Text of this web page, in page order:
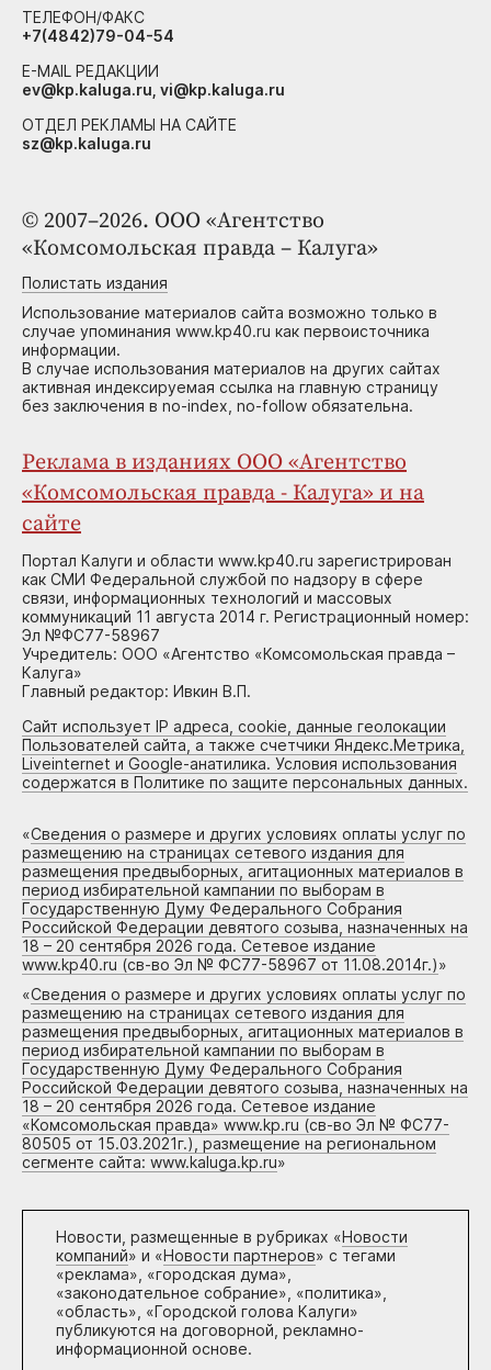
© 2007–2026. ООО «Агентство
«Комсомольская правда – Калуга»
Полистать издания
Использование материалов сайта возможно только в
случае упоминания www.kp40.ru как первоисточника
информации.
В случае использования материалов на других сайтах
активная индексируемая ссылка на главную страницу
без заключения в no-index, no-follow обязательна.
Реклама в изданиях ООО «Агентство
«Комсомольская правда - Калуга» и на
сайте
Портал Калуги и области www.kp40.ru зарегистрирован
как СМИ Федеральной службой по надзору в сфере
связи, информационных технологий и массовых
коммуникаций 11 августа 2014 г. Регистрационный номер:
Эл №ФС77-58967
Учредитель: ООО «Агентство «Комсомольская правда –
Калуга»
Главный редактор: Ивкин В.П.
Сайт использует IP адреса, cookie, данные геолокации
Пользователей сайта, а также счетчики Яндекс.Метрика,
Liveinternet и Google-анатилика. Условия использования
содержатся в Политике по защите персональных данных.
«Сведения о размере и других условиях оплаты услуг по
размещению на страницах сетевого издания для
размещения предвыборных, агитационных материалов в
период избирательной кампании по выборам в
Государственную Думу Федерального Собрания
Российской Федерации девятого созыва, назначенных на
18 – 20 сентября 2026 года. Сетевое издание
www.kp40.ru (св-во Эл № ФС77-58967 от 11.08.2014г.)»
«Сведения о размере и других условиях оплаты услуг по
размещению на страницах сетевого издания для
размещения предвыборных, агитационных материалов в
период избирательной кампании по выборам в
Государственную Думу Федерального Собрания
Российской Федерации девятого созыва, назначенных на
18 – 20 сентября 2026 года. Сетевое издание
«Комсомольская правда» www.kp.ru (св-во Эл № ФС77-
80505 от 15.03.2021г.), размещение на региональном
сегменте сайта: www.kaluga.kp.ru»
Новости, размещенные в рубриках «Новости
компаний» и «Новости партнеров» с тегами
«реклама», «городская дума»,
«законодательное собрание», «политика»,
«область», «Городской голова Калуги»
публикуются на договорной, рекламно-
информационной основе.
ТЕЛЕФОН/ФАКС
+7(4842)79-04-54
E-MAIL РЕДАКЦИИ
ev@kp.kaluga.ru, vi@kp.kaluga.ru
ОТДЕЛ РЕКЛАМЫ НА САЙТЕ
sz@kp.kaluga.ru